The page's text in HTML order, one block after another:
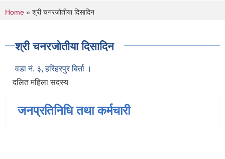
You are here
Home » श्री चनरजोतीया दिसादिन
श्री चनरजोतीया दिसादिन
वडा नं. ३, हरिहरपुर बिर्ता ।
दलित महिला सदस्य
जनप्रतिनिधि तथा कर्मचारी